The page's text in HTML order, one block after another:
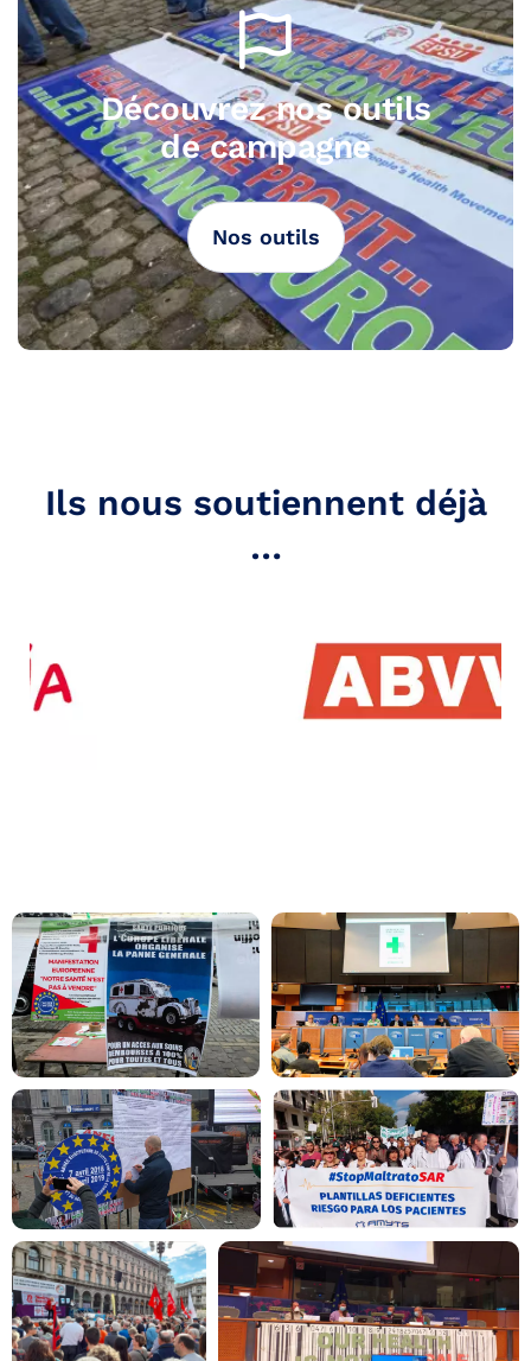
Découvrez nos outils
de campagne
Nos outils
Ils nous soutiennent déjà
…